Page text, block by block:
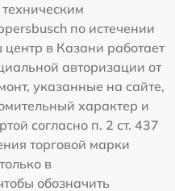
по истечении
в Казани работает
авторизации от
указанные на сайте,
характер и
согласно п. 2 ст. 437
торговой марки
в
обозначить